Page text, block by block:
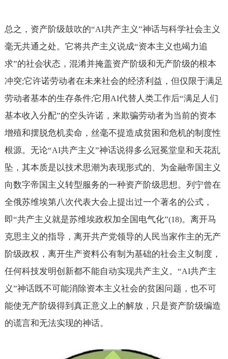
总之，资产阶级鼓吹的“AI共产主义”神话与科学社会主义
毫无共通之处。它将共产主义说成“资本主义也竭力追
求”的社会状态，混淆并掩盖资产阶级和无产阶级的根本
冲突;它许诺劳动者在未来社会的经济利益，但仅限于满足
劳动者基本的生存条件;它用 AI代替人类工作后“满足人们
基本收入分配”的空头许诺，来欺骗劳动者为当前的资本
增殖和摆脱危机卖命，丝毫不提造成贫困和危机的制度性
根源。无论“AI共产主义”神话说得多么冠冕堂皇和天花乱
坠，其本质是以技术思潮为表现形式的、为金融帝国主义
向数字帝国主义转型服务的一种资产阶级思想。列宁曾在
全俄苏维埃第八次代表大会上提出过一个著名的公式，
即“共产主义就是苏维埃政权加全国电气化”(18)。离开马
克思主义的指导，离开共产党领导的人民当家作主的无产
阶级政权，离开生产资料公有制为基础的社会主义制度，
任何科技发明创新都不能自动实现共产主义。“AI共产主
义”神话既不可能消除资本主义社会的贫困问题，也不可
能使无产阶级得到真正意义上的解放，只是资产阶级编造
的谎言和无法实现的神话。